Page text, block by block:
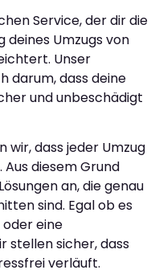
Service, der dir die
deines Umzugs von
Unser
darum, dass deine
und unbeschädigt
wir, dass jeder Umzug
diesem Grund
an, die genau
sind. Egal ob es
oder eine
stellen sicher, dass
verläuft.